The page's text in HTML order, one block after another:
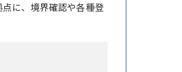
に、境界確認や各種登